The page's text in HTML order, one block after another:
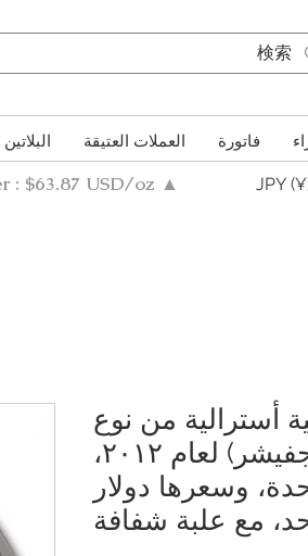
البلاتين العملات العتيقة فاتورة
: $63.87 USD/oz ▲ JPY
أسترالية من نوع
كوكابورا (كينجفيشر) لعام ٢٠١٢،
وسعرها دولار
مع علبة شفافة